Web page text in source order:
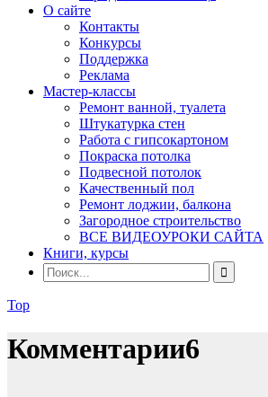
О сайте
Контакты
Конкурсы
Поддержка
Реклама
Мастер-классы
Ремонт ванной, туалета
Штукатурка стен
Работа с гипсокартоном
Покраска потолка
Подвесной потолок
Качественный пол
Ремонт лоджии, балкона
Загородное строительство
ВСЕ ВИДЕОУРОКИ САЙТА
Книги, курсы
Top
Комментарии6